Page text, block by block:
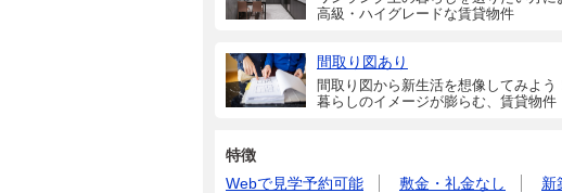
高級・ハイグレードな賃貸物件
間取り図あり
間取り図から新生活を想像してみよう
暮らしのイメージが膨らむ、賃貸物件
特徴
Webで見学予約可能
敷金・礼金なし 新